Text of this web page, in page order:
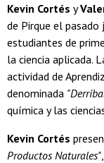
Kevin Cortés y
de Pirque el
estudiantes de
la ciencia aplicada.
actividad de
denominada
química y las
Kevin Cortés
Productos Naturales"